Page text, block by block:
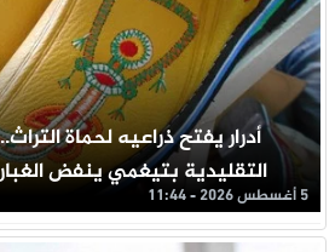
أدرار يفتح ذراعيه لحماة
التقليدية بتيغمي ينفض
5 أغسطس 2026 - 11:44